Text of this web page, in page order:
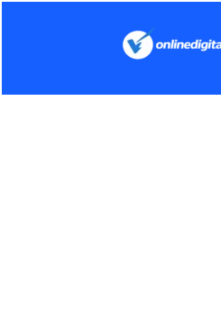
conteúdo